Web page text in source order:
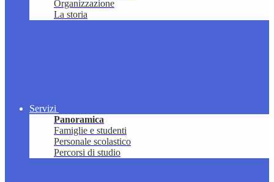
Organizzazione
La storia
Servizi
Panoramica
Famiglie e studenti
Personale scolastico
Percorsi di studio